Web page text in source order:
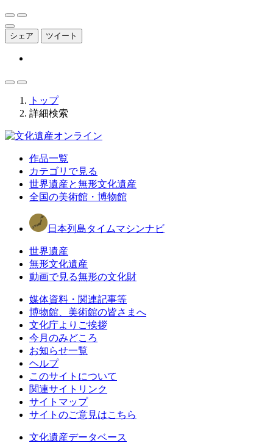
シェア ツイート
トップ
詳細検索
作品一覧
カテゴリで見る
世界遺産と無形文化遺産
全国の美術館・博物館
日本列島タイムマシンナビ
世界遺産
無形文化遺産
動画で見る無形の文化財
媒体資料・関連記事等
博物館、美術館の皆さまへ
文化庁よりご挨拶
今月のみどころ
お知らせ一覧
ヘルプ
このサイトについて
関連サイトリンク
サイトマップ
サイトのご意見はこちら
文化遺産データベース